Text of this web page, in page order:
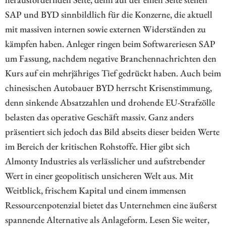
SAP und BYD sinnbildlich für die Konzerne, die aktuell
mit massiven internen sowie externen Widerständen zu
kämpfen haben. Anleger ringen beim Softwareriesen SAP
um Fassung, nachdem negative Branchennachrichten den
Kurs auf ein mehrjähriges Tief gedrückt haben. Auch beim
chinesischen Autobauer BYD herrscht Krisenstimmung,
denn sinkende Absatzzahlen und drohende EU-Strafzölle
belasten das operative Geschäft massiv. Ganz anders
präsentiert sich jedoch das Bild abseits dieser beiden Werte
im Bereich der kritischen Rohstoffe. Hier gibt sich
Almonty Industries als verlässlicher und aufstrebender
Wert in einer geopolitisch unsicheren Welt aus. Mit
Weitblick, frischem Kapital und einem immensen
Ressourcenpotenzial bietet das Unternehmen eine äußerst
spannende Alternative als Anlageform. Lesen Sie weiter,